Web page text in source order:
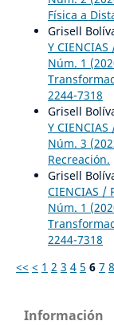
Física a
Grisell
Y CIENCIAS
Núm. 1
2244-7318
Grisell
Y CIENCIAS
Núm. 3
Recreación.
Grisell
CIENCIAS /
Núm. 1
2244-7318
<< < 1 2 3 4 5 6 7 8
Información